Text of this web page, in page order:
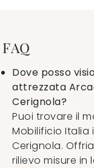
FAQ
Dove posso
attrezzata
Cerignola?
Puoi trovare il
Mobilificio Italia
Cerignola.
rilievo misure in